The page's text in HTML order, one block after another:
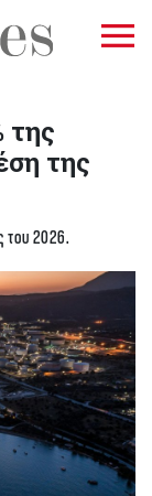
της
της
του 2026.